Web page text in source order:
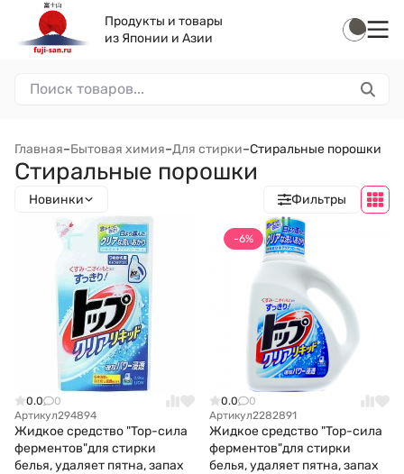
Продукты и товары
из Японии и Азии
Главная–Бытовая химия–Для стирки–Стиральные порошки
Стиральные порошки
Новинки Фильтры
0.0
0
Артикул294894
Жидкое средство "Top-сила
ферментов"для стирки
белья, удаляет пятна, запах
-6%
0.0
0
Артикул2282891
Жидкое средство "Top-сила
ферментов"для стирки
белья, удаляет пятна, запах